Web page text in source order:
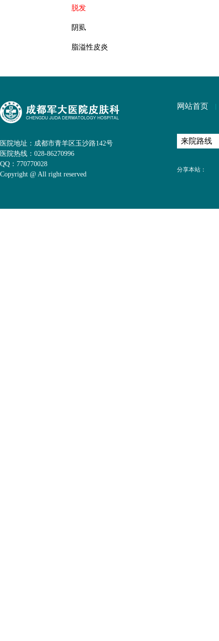
脱发
阴虱
脂溢性皮炎
医院地址：成都市青羊区玉沙路142号
医院热线：028-86270996
QQ：770770028
Copyright @ All right reserved
网站首页
分享本站：